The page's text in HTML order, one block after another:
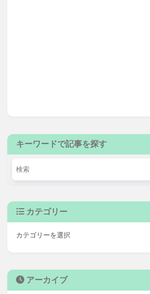
キーワードで記事を探す
カテゴリー
アーカイブ